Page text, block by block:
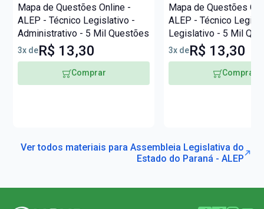
Mapa de Questões Online -
ALEP - Técnico Legislativo -
Administrativo - 5 Mil Questões
3x deR$ 13,30
Comprar
Mapa de Questões
ALEP - Técnico
Legislativo - 5 Mil
3x deR$ 13,30
Comprar
Ver todos materiais para Assembleia Legislativa do
Estado do Paraná - ALEP